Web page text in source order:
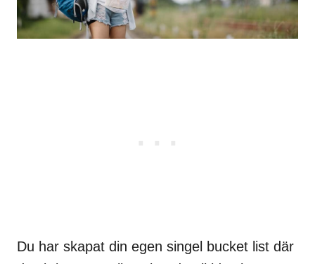
Du har skapat din egen singel bucket list där